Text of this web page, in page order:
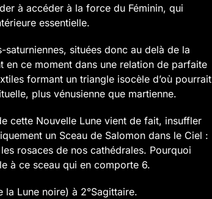
à accéder à la force du Féminin, qui
essentielle.
situées donc au delà de la
en ce moment dans une relation de parfaite
formant un triangle isocèle d’où pourrait
plus vénusienne que martienne.
cette Nouvelle Lune vient de fait, insuffler
un Sceau de Salomon dans le Ciel :
rosaces de nos cathédrales. Pourquoi
à ce sceau qui en comporte 6.
Lune noire) à 2°Sagittaire.